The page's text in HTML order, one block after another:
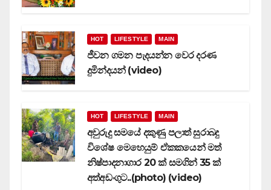
HOT LIFESTYLE MAIN
ජීවන ගමන පැදයන්න වෙර දරණ
දුමින්දයන් (video)
HOT LIFESTYLE MAIN
අවුරුදු සමයේ දකුණු පලාත් සුරාබදු
විශේෂ මෙහෙයුම් ඒකකයෙන් මත්
නිෂ්පාදනාගාර 20 ක් සමගින් 35 ක්
අත්අඩංගුට..(photo) (video)